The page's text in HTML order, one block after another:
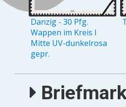
Danzig - 30 Pfg.
Wappen im Kreis I
Mitte UV-dunkelrosa
gepr.